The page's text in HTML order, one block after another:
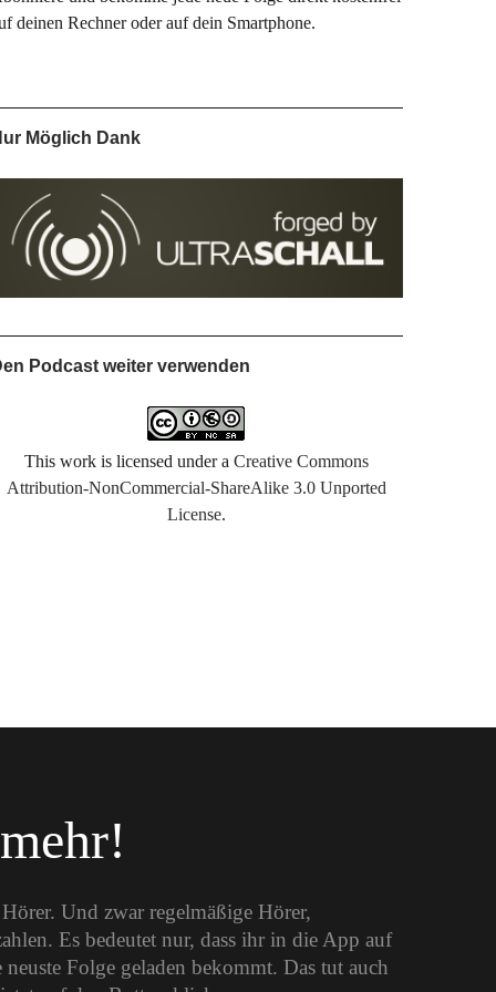
deinen Rechner oder auf dein Smartphone.
Möglich Dank
Podcast weiter verwenden
This work is licensed under a Creative Commons
Attribution-NonCommercial-ShareAlike 3.0 Unported
License.
Und zwar regelmäßige Hörer,
Es bedeutet nur, dass ihr in die App auf
Folge geladen bekommt. Das tut auch